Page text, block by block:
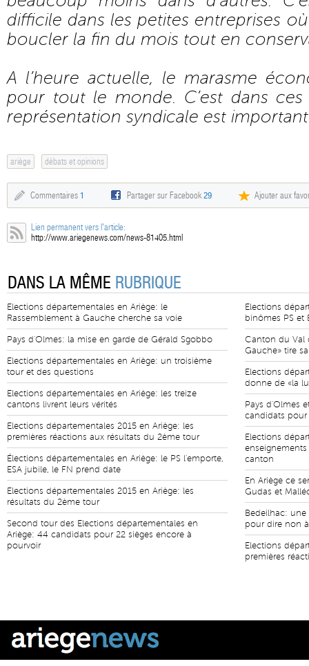
difficile dans les petites entreprises
boucler la fin du mois tout en
A l’heure actuelle, le marasme
pour tout le monde. C’est dans
représentation syndicale est
ariège débats et opinions
Commentaires 1 Partager sur Facebook29 Ajouter aux
Lien permanent vers l'article:
http://www.ariegenews.com/news-81405.html
DANS LA MÊME RUBRIQUE
Elections départementales en Ariège: le
Rassemblement à Gauche cherche sa voie
Pays d'Olmes: la mise en garde de Gérald Sgobbo
Elections départementales en Ariège: un troisième
tour et des questions
Elections départementales en Ariège: les treize
cantons livrent leurs vérités
Elections départementales 2015 en Ariège: les
premières réactions aux résultats du 2ème tour
Élections départementales en Ariège: le PS l'emporte,
ESA jubile, le FN prend date
Elections départementales 2015 en Ariège: les
résultats du 2ème tour
Second tour des Elections départementales en
Ariège: 44 candidats pour 22 sièges encore à
pourvoir
Elections
binômes PS et
Canton du Val
Gauche» tire
Elections
donne de «la
Pays d'Olmes
candidats pour
Elections
canton
En Ariège ce
Gudas et
Bedeilhac:
pour dire non
Elections
premières